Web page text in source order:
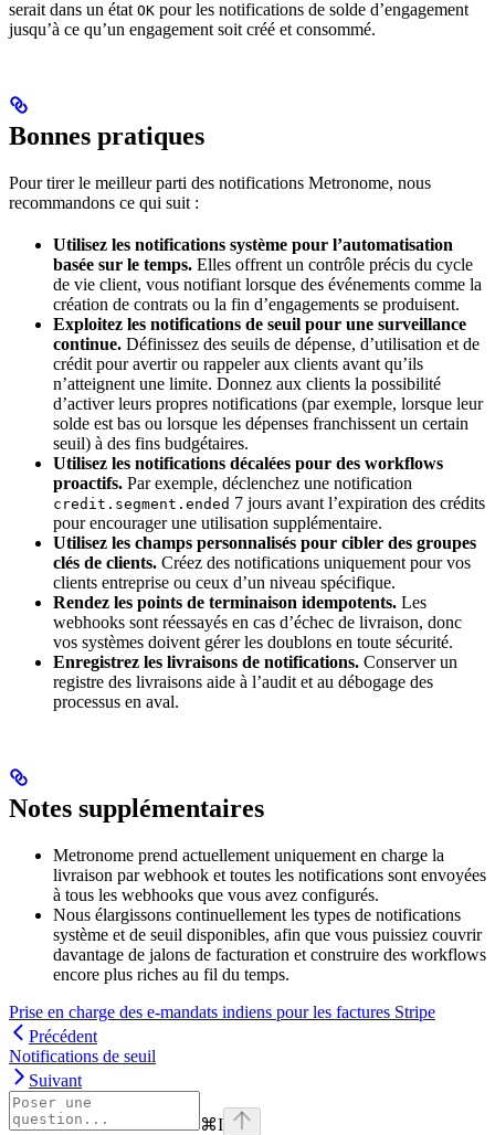
serait dans un état OK pour les notifications de solde d’engagement
jusqu’à ce qu’un engagement soit créé et consommé.
Bonnes pratiques
Pour tirer le meilleur parti des notifications Metronome, nous
recommandons ce qui suit :
Utilisez les notifications système pour l’automatisation
basée sur le temps. Elles offrent un contrôle précis du cycle
de vie client, vous notifiant lorsque des événements comme la
création de contrats ou la fin d’engagements se produisent.
Exploitez les notifications de seuil pour une surveillance
continue. Définissez des seuils de dépense, d’utilisation et de
crédit pour avertir ou rappeler aux clients avant qu’ils
n’atteignent une limite. Donnez aux clients la possibilité
d’activer leurs propres notifications (par exemple, lorsque leur
solde est bas ou lorsque les dépenses franchissent un certain
seuil) à des fins budgétaires.
Utilisez les notifications décalées pour des workflows
proactifs. Par exemple, déclenchez une notification
credit.segment.ended 7 jours avant l’expiration des crédits
pour encourager une utilisation supplémentaire.
Utilisez les champs personnalisés pour cibler des groupes
clés de clients. Créez des notifications uniquement pour vos
clients entreprise ou ceux d’un niveau spécifique.
Rendez les points de terminaison idempotents. Les
webhooks sont réessayés en cas d’échec de livraison, donc
vos systèmes doivent gérer les doublons en toute sécurité.
Enregistrez les livraisons de notifications. Conserver un
registre des livraisons aide à l’audit et au débogage des
processus en aval.
Notes supplémentaires
Metronome prend actuellement uniquement en charge la
livraison par webhook et toutes les notifications sont envoyées
à tous les webhooks que vous avez configurés.
Nous élargissons continuellement les types de notifications
système et de seuil disponibles, afin que vous puissiez couvrir
davantage de jalons de facturation et construire des workflows
encore plus riches au fil du temps.
Prise en charge des e-mandats indiens pour les factures Stripe
Précédent
Notifications de seuil
Suivant
⌘I